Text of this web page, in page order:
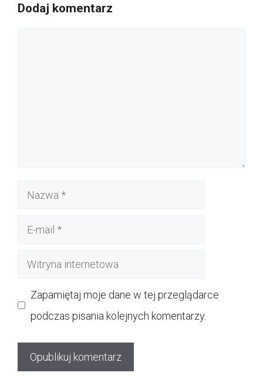
Dodaj komentarz
Nazwa
Witryna
Zapamiętaj moje dane w tej przeglądarce
podczas pisania kolejnych komentarzy.